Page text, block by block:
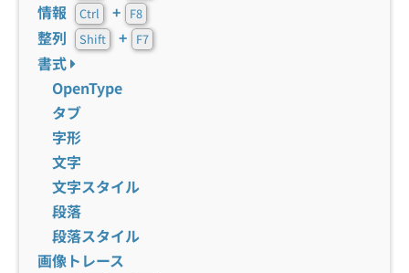
情報 Ctrl + F8
整列 Shift + F7
書式
OpenType
タブ
字形
文字
文字スタイル
段落
段落スタイル
画像トレース